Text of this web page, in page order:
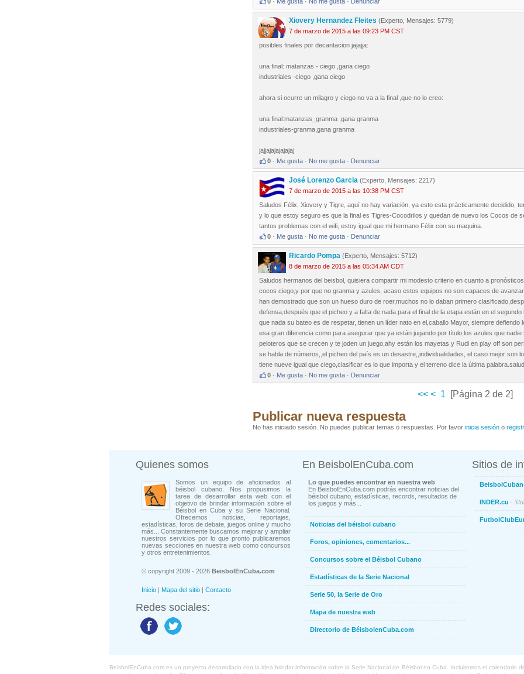
Xiovery Hernandez Fleites (Experto, Mensajes: 5779)
7 de marzo de 2015 a las 09:23 PM CST
posibles finales por decantacion jajajja:
una final: matanzas - ciego ,gana ciego
industriales -ciego ,gana ciego
ahora si ocurre un milagro y ciego no va a la final ,que no lo creo:
una final:matanzas_granma ,gana granma
industriales-granma,gana granma
jajjajajajajajaj
0 · Me gusta · No me gusta · Denunciar
José Lorenzo Garcia (Experto, Mensajes: 2217)
7 de marzo de 2015 a las 10:38 PM CST
Saludos Félix, Xiovery y Tigre, aquí no hay variación, ya esto esta prácticamente decidido,
y lo que estoy seguro es que la final es Tigres-Cocodrilos y quedan de nuevo los Cocos de
tantos problemas con el wifi, estoy igual que mi hermano Félix con su maquina.
0 · Me gusta · No me gusta · Denunciar
Ricardo Pompa (Experto, Mensajes: 5712)
8 de marzo de 2015 a las 05:34 AM CDT
Saludos hermanos del beisbol, quisiera compartir mi modesto criterio en cuanto a
cocos ciego,y por que no granma y azules, acaso estos equipos no son capaces de
han demostrado que son un hueso duro de roer,muchos no lo daban primero
defensa,después que el picheo y a falta de nada para el final de la etapa están en el
que nada su bateo es de respetar, tienen un líder nato en el,caballo Mayor, siempre
esa gran diferencia como para asegurar que ya están jugando por título,los azules que
peloteros que se crecen y te joden un juego,ahy están los mayetas y Rudi en play off son
se habla de números,,el picheo del país es un desastre,,individualidades, el caso mejor son
tiene nueve igual que ciego,clasificar es lo que importa y el terreno dice la última
0 · Me gusta · No me gusta · Denunciar
<< < 1 [Página 2 de 2]
Publicar nueva respuesta
No has iniciado sesión. No puedes publicar temas o respuestas. Por favor inicia sesión o
Quienes somos
Somos un equipo de aficionados al
béisbol cubano. Nos propusimos la
tarea de desarrollar esta web con el
objetivo de brindar información sobre el
Béisbol en Cuba y su Serie Nacional.
Ofrecemos noticias, reportajes,
estadísticas, foros de debate, juegos online y mucho
más... Constantemente buscamos mejorar y ampliar
nuestros servicios por lo que pronto publicaremos
nuevas secciones en nuestra web como concursos
y otros entretenimientos.
© copyright 2009 - 2026 BeisbolEnCuba.com
Inicio | Mapa del sitio | Contacto
Redes sociales:
En BeisbolEnCuba.com
Lo que puedes encontrar en nuestra web
En BeisbolEnCuba.com podrás encontrar noticias del
béisbol cubano, estadísticas, records, resultados de
los juegos y más...
Noticias del béisbol cubano
Foros, opiniones, comentarios...
Concursos sobre el Béisbol Cubano
Estadísticas de la Serie Nacional
Serie 50, la Serie de Oro
Mapa de nuestra web
Directorio de BéisbolenCuba.com
Sitios de
INDER.cu -
BeisbolEnCuba.com es un proyecto desarrollado con la idea brindar información sobre la Serie Nacional de Béisbol en Cuba. Incluiremos el calendario